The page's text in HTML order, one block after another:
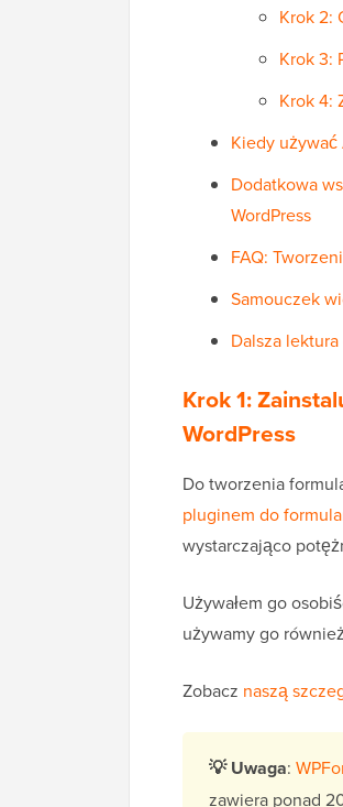
Krok 2:
Krok 3:
Krok 4:
Kiedy
Dodatkowa
WordPress
FAQ:
Samouczek
Dalsza
Krok 1:
WordPress
Do tworzenia
pluginem do
wystarczająco
Używałem go
używamy go
Zobacz naszą
💡 Uwaga:
zawiera ponad